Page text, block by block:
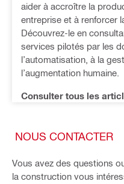
aider à accroître la
entreprise et à renforcer
Découvrez-le en
services pilotés par les
l’automatisation, à la
l’augmentation humaine.
Consulter tous les
NOUS CONTACTER
Vous avez des questions
la construction vous